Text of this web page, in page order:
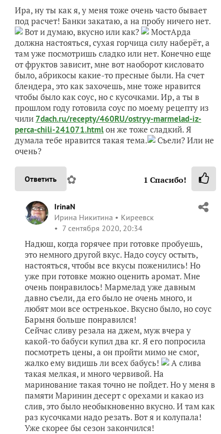
Ира, ну ты как я, у меня тоже очень часто бывает
под расчет! Банки закатаю, а на пробу ничего нет.
Вот и думаю, вкусно или как?
МостАрда
должна настояться, сухая горчица силу наберёт, а
там уже посмотришь сладко или нет. Конечно еще
от фруктов зависит, мне вот наоборот кисловато
было, абрикосы какие-то пресные были. На счет
блендера, это как захочешь, мне тоже нравится
чтобы было как соус, но с кусочками. Ир, а ты в
прошлом году готовила соус по моему рецепту из
чили 7dach.ru/recepty/460RU/ostryy-marmelad-iz-
perca-chili-241071.htmlон же тоже сладкий. Я
думала тебе нравится такая тема.
Съели? Или не
очень?
Ответить ✿ 1 Спасибо!
IrinaN
Ирина Никитина
Киреевск
7 сентября 2020, 20:34
Надюш, когда горячее при готовке пробуешь,
это немного другой вкус. Надо соусу остыть,
настояться, чтобы все вкусы поженились! Но
уже при готовке можно оценить аромат. Мне
очень понравилось! Мармелад уже давным
давно съели, да его было не очень много, и
любят мои все остренькое. Вкусно было, но соус
Барыня больше понравился!
Сейчас сливу резала на джем, муж вчера у
какой-то бабуси купил два кг. Я его попросила
посмотреть цены, а он пройти мимо не смог,
жалко ему видишь ли всех бабусь!
А слива
такая мелкая, и много червивой. На
маринование такая точно не пойдет. Но у меня в
памяти Маринин десерт с орехами и какао из
слив, это было необыкновенно вкусно. И там как
раз кусочками надо резать. Вот я и колупала!
Уже скорее бы сезон закончился!